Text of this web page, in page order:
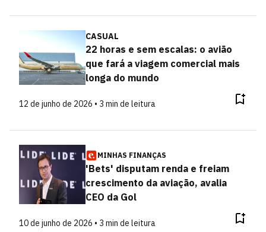
CASUAL
22 horas e sem escalas: o avião
que fará a viagem comercial mais
longa do mundo
12 de junho de 2026 • 3 min de leitura
MINHAS FINANÇAS
'Bets' disputam renda e freiam
crescimento da aviação, avalia
CEO da Gol
10 de junho de 2026 • 3 min de leitura